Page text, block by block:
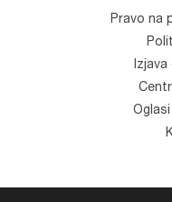
Pravo na